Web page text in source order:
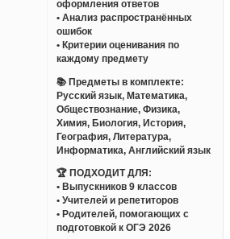
оформления ответов
• Анализ распространённых
ошибок
• Критерии оценивания по
каждому предмету
📚 Предметы в комплекте:
Русский язык, Математика,
Обществознание, Физика,
Химия, Биология, История,
География, Литература,
Информатика, Английский язык
🏆 ПОДХОДИТ ДЛЯ:
• Выпускников 9 классов
• Учителей и репетиторов
• Родителей, помогающих с
подготовкой к ОГЭ 2026